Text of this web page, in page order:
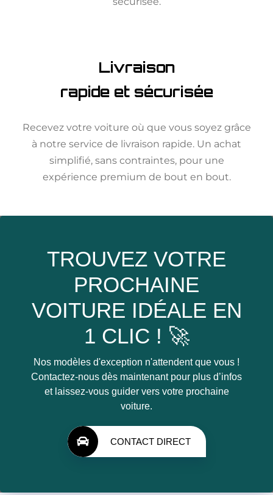
Livraison
rapide et sécurisée
Recevez votre voiture où que vous soyez grâce
à notre service de livraison rapide. Un achat
simplifié, sans contraintes, pour une
expérience premium de bout en bout.
TROUVEZ VOTRE
PROCHAINE
VOITURE IDÉALE EN
1 CLIC ! 🚀
Nos modèles d'exception n'attendent que vous !
Contactez-nous dès maintenant pour plus d’infos
et laissez-vous guider vers votre prochaine
voiture.
CONTACT DIRECT